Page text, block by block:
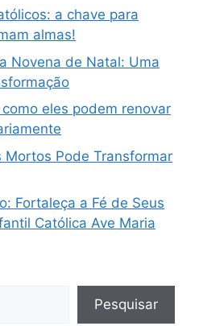
a chave para
almas!
Novena de Natal: Uma
eles podem renovar
Mortos Pode Transformar
Fortaleça a Fé de Seus
Católica Ave Maria
Pesquisar